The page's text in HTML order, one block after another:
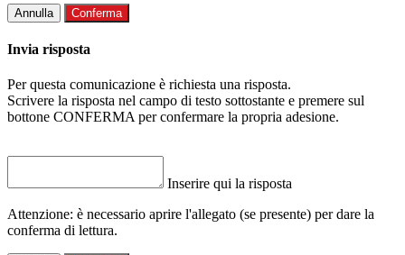
Annulla Conferma
Invia risposta
Per questa comunicazione è richiesta una risposta.
Scrivere la risposta nel campo di testo sottostante e premere sul
bottone CONFERMA per confermare la propria adesione.
Inserire qui la risposta
Attenzione: è necessario aprire l'allegato (se presente) per dare la
conferma di lettura.